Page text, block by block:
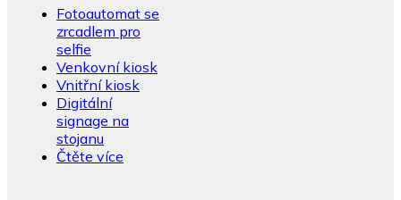
Fotoautomat se
zrcadlem pro
selfie
Venkovní kiosk
Vnitřní kiosk
Digitální
signage na
stojanu
Čtěte více